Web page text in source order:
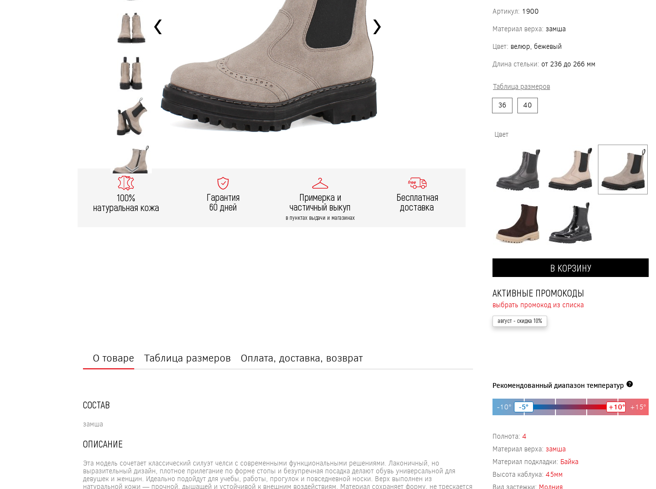
100%
натуральная кожа
Гарантия
60 дней
Примерка и
частичный выкуп
в пунктах выдачи и магазинах
Бесплатная
доставка
Артикул: 1900
Материал верха: замша
Цвет: велюр, бежевый
Длина стельки: от 236 до 266 мм
Таблица размеров
36
40
Цвет
В КОРЗИНУ
АКТИВНЫЕ ПРОМОКОДЫ
выбрать промокод из списка
август - скидка 10%
О товаре Таблица размеров Оплата, доставка, возврат
СОСТАВ
замша
ОПИСАНИЕ
Эта модель сочетает классический силуэт челси с современными функциональными решениями. Лаконичный, но
выразительный дизайн, плотное прилегание по форме стопы и безупречная посадка делают обувь универсальной для
девушек и женщин. Идеально подойдут для учебы, работы, прогулок и повседневной носки. Верх выполнен из
натуральной кожи — прочной, дышащей и устойчивой к внешним воздействиям. Материал сохраняет форму, не трескается
Рекомендованный диапазон температур
-10° -5° +10° +15°
Полнота: 4
Материал верха: замша
Материал подкладки: Байка
Высота каблука: 45мм
Вид застежки: Молния